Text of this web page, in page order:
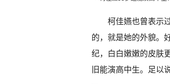
柯佳嬿也曾表示
的，就是她的外貌。
纪，白白嫩嫩的皮肤
旧能演高中生。足以